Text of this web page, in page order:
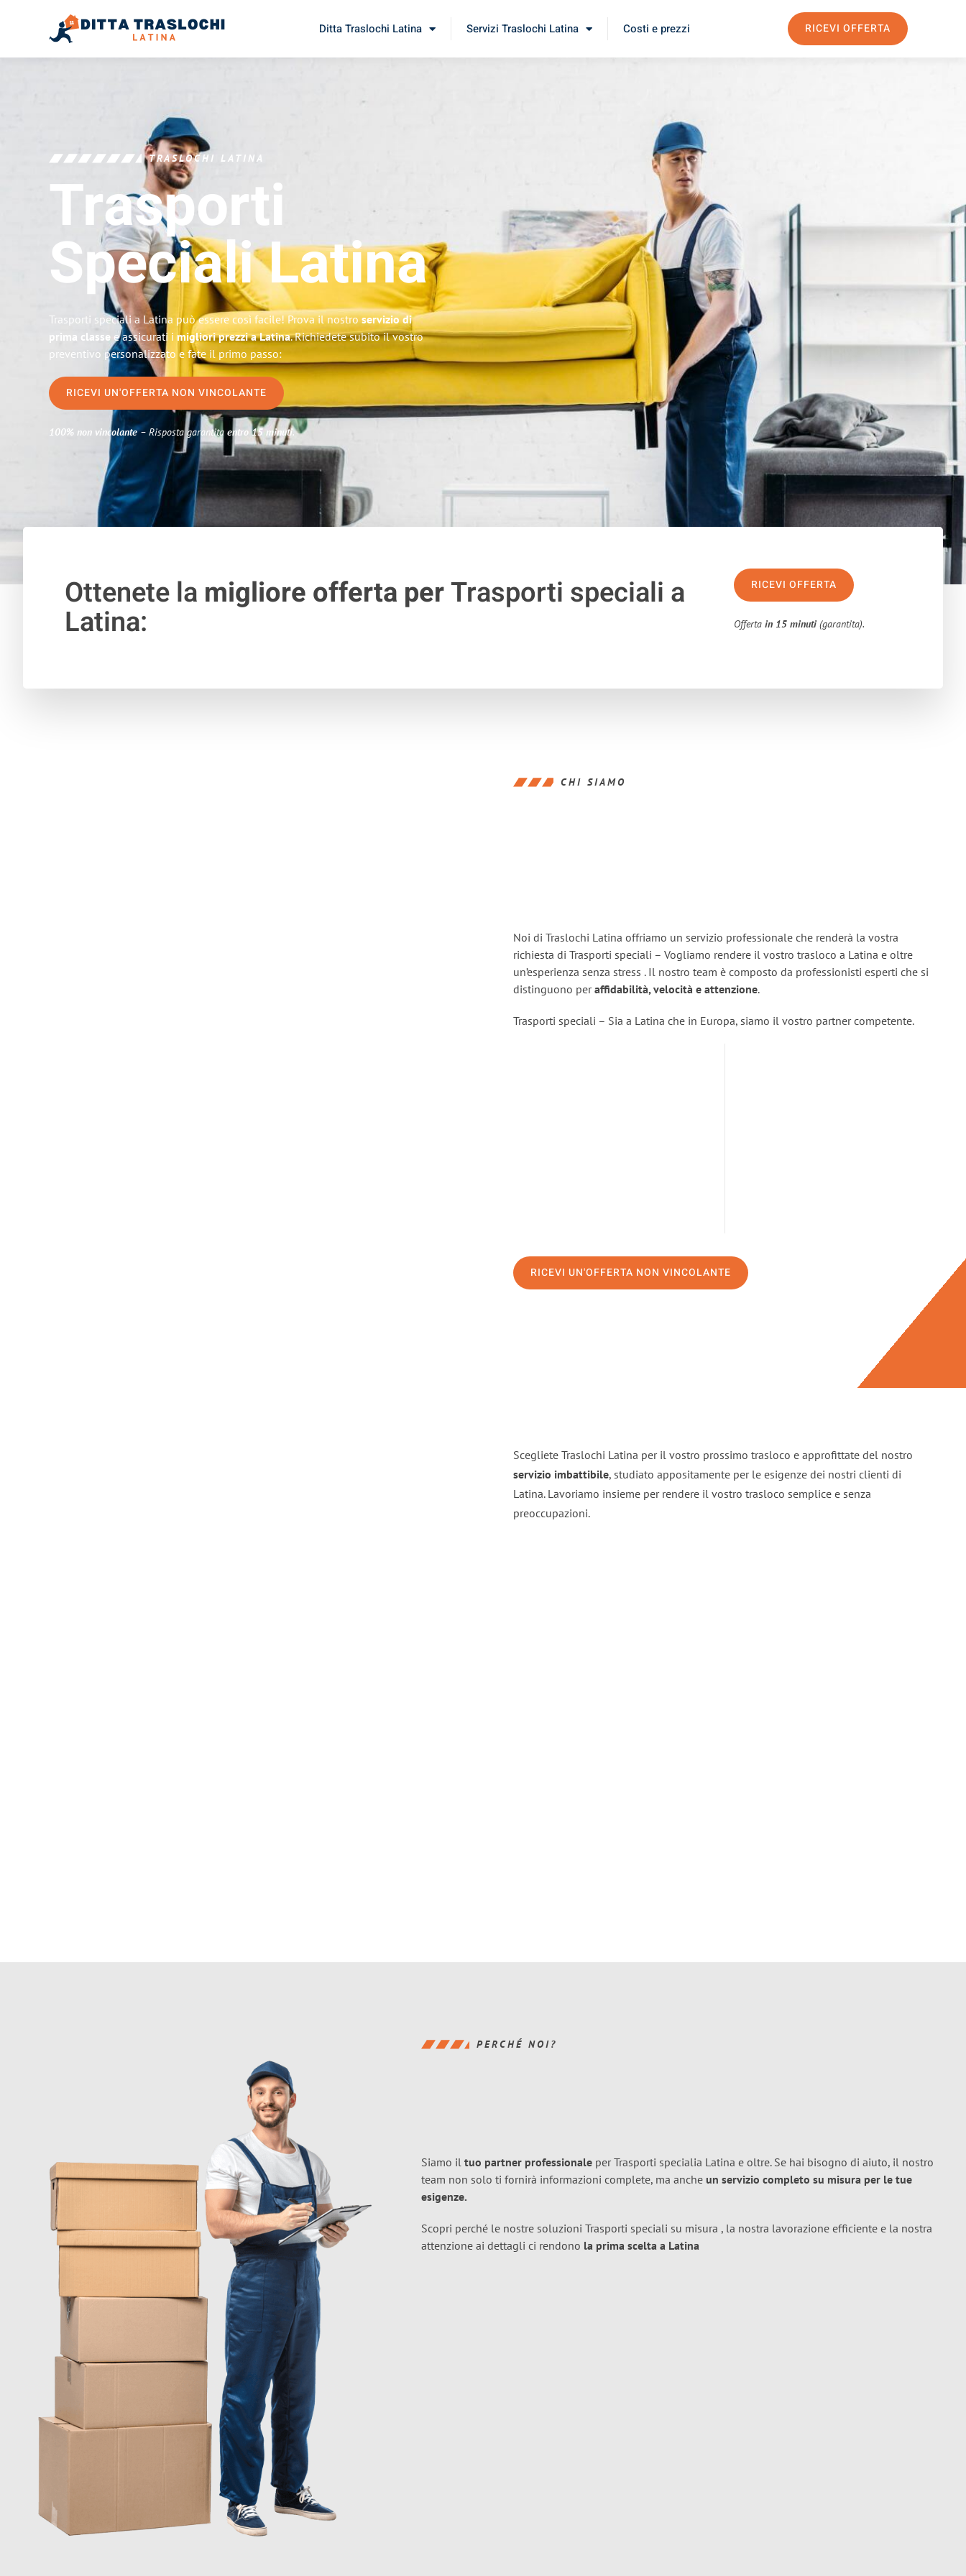
Ditta Traslochi Latina Servizi Traslochi Latina Costi e prezzi RICEVI OFFERTA
TRASLOCHI LATINA
Trasporti
SpecialiLatina
Trasporti speciali a Latina può essere così facile! Prova il nostroservizio di
prima classe e assicurati i migliori prezzi a Latina. Richiedete subito il vostro
preventivo personalizzato e fate il primo passo:
RICEVI UN'OFFERTA NON VINCOLANTE
100% non vincolante– Risposta garantita entro 15 minuti.
Ottenete la migliore offerta perTrasporti speciali a
Latina:
RICEVI OFFERTA
Offertain 15 minuti (garantita).
CHI SIAMO
Noi di Traslochi Latina offriamo un servizio professionale che renderà la vostra
richiesta di Trasporti speciali – Vogliamo rendere il vostro trasloco a Latina e oltre
un’esperienza senza stress . Il nostro team è composto da professionisti esperti che si
distinguono peraffidabilità, velocità e attenzione.
Trasporti speciali – Sia a Latina che in Europa, siamo il vostro partner competente.
RICEVI UN'OFFERTA NON VINCOLANTE
Scegliete Traslochi Latina per il vostro prossimo trasloco e approfittate del nostro
servizio imbattibile, studiato appositamente per le esigenze dei nostri clienti di
Latina. Lavoriamo insieme per rendere il vostro trasloco semplice e senza
preoccupazioni.
PERCHÉ NOI?
Siamo il tuo partner professionale per Trasporti specialia Latina e oltre. Se hai bisogno di aiuto, il nostro
team non solo ti fornirà informazioni complete, ma anche un servizio completo su misura per le tue
esigenze.
Scopri perché le nostre soluzioni Trasporti speciali su misura , la nostra lavorazione efficiente e la nostra
attenzione ai dettagli ci rendono la prima scelta a Latina